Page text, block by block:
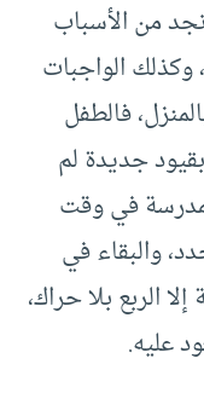
من الأسباب
وكذلك الواجبات
فالطفل
جديدة لم
في وقت
والبقاء في
الربع بلا حراك،
عليه.